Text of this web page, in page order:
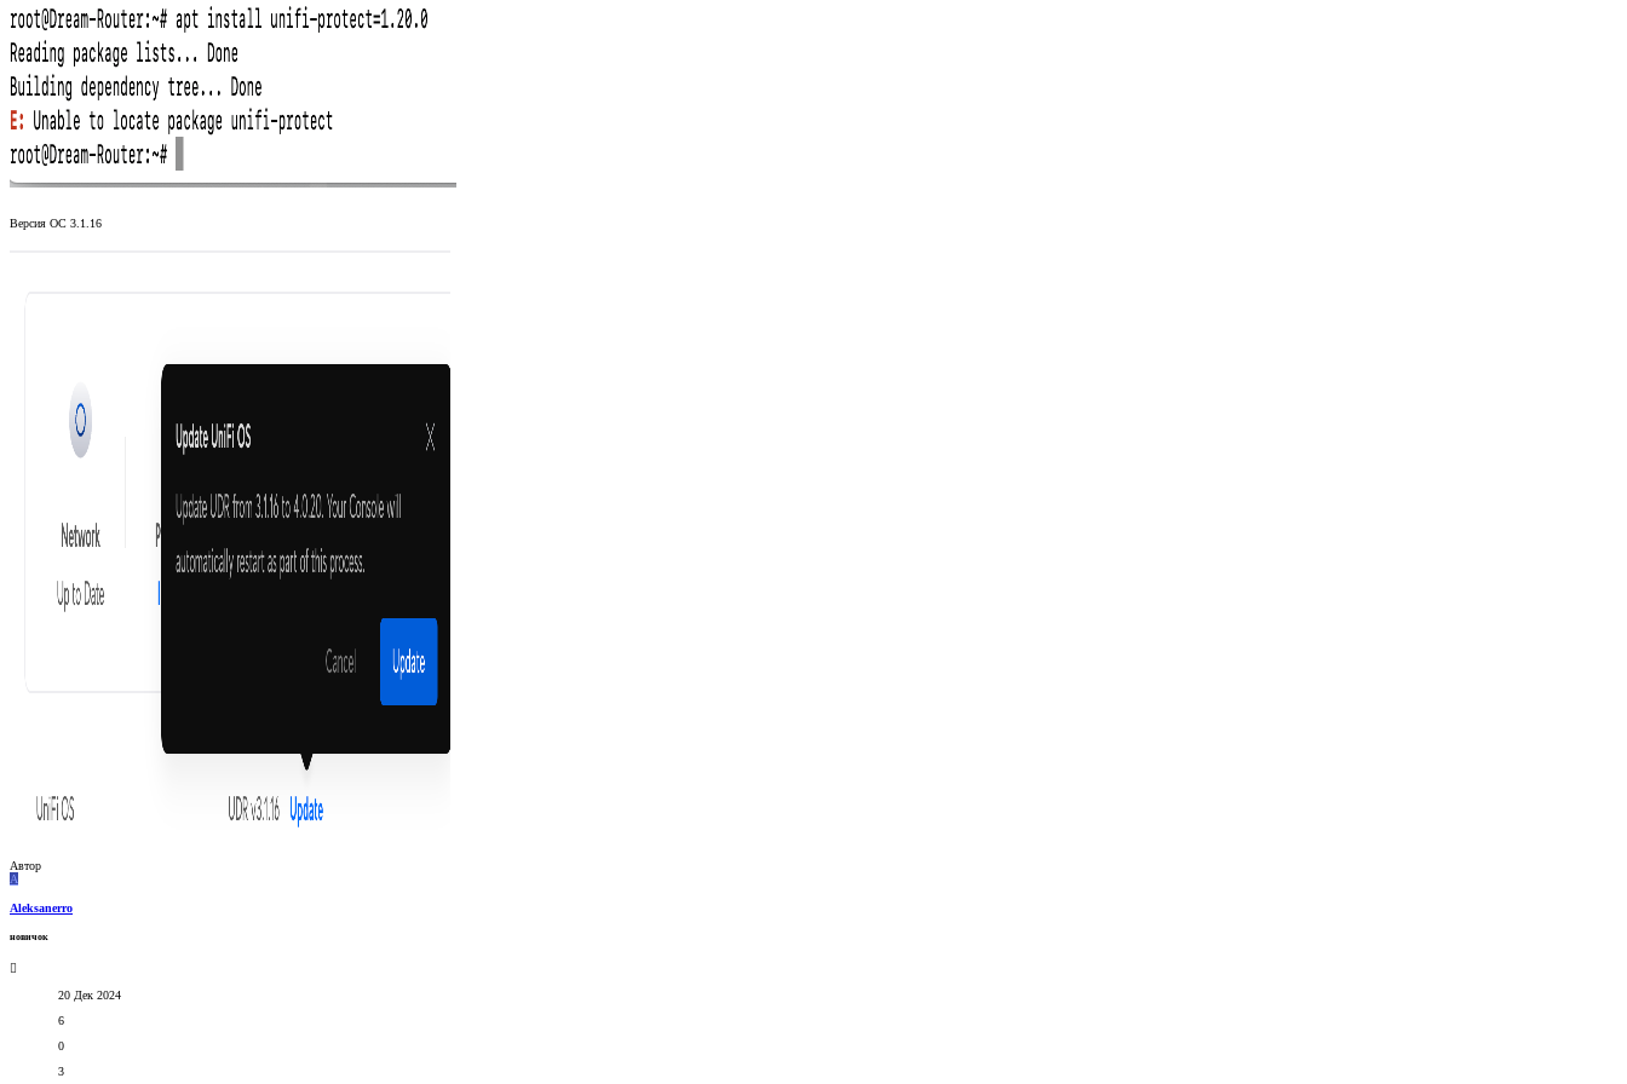
Версия ОС 3.1.16
Автор
A
Aleksanerro
новичок
20 Дек 2024
6
0
3